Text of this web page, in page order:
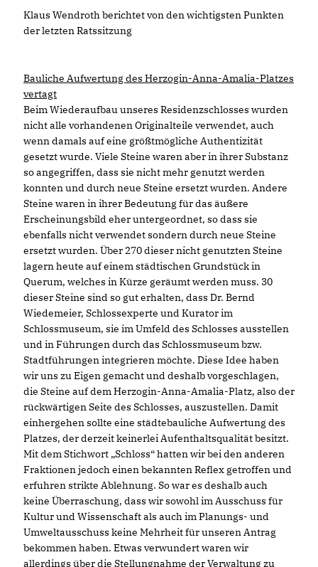
Klaus Wendroth berichtet von den wichtigsten Punkten
der letzten Ratssitzung
Bauliche Aufwertung des Herzogin-Anna-Amalia-Platzes
vertagt
Beim Wiederaufbau unseres Residenzschlosses wurden
nicht alle vorhandenen Originalteile verwendet, auch
wenn damals auf eine größtmögliche Authentizität
gesetzt wurde. Viele Steine waren aber in ihrer Substanz
so angegriffen, dass sie nicht mehr genutzt werden
konnten und durch neue Steine ersetzt wurden. Andere
Steine waren in ihrer Bedeutung für das äußere
Erscheinungsbild eher untergeordnet, so dass sie
ebenfalls nicht verwendet sondern durch neue Steine
ersetzt wurden. Über 270 dieser nicht genutzten Steine
lagern heute auf einem städtischen Grundstück in
Querum, welches in Kürze geräumt werden muss. 30
dieser Steine sind so gut erhalten, dass Dr. Bernd
Wiedemeier, Schlossexperte und Kurator im
Schlossmuseum, sie im Umfeld des Schlosses ausstellen
und in Führungen durch das Schlossmuseum bzw.
Stadtführungen integrieren möchte. Diese Idee haben
wir uns zu Eigen gemacht und deshalb vorgeschlagen,
die Steine auf dem Herzogin-Anna-Amalia-Platz, also der
rückwärtigen Seite des Schlosses, auszustellen. Damit
einhergehen sollte eine städtebauliche Aufwertung des
Platzes, der derzeit keinerlei Aufenthaltsqualität besitzt.
Mit dem Stichwort „Schloss“ hatten wir bei den anderen
Fraktionen jedoch einen bekannten Reflex getroffen und
erfuhren strikte Ablehnung. So war es deshalb auch
keine Überraschung, dass wir sowohl im Ausschuss für
Kultur und Wissenschaft als auch im Planungs- und
Umweltausschuss keine Mehrheit für unseren Antrag
bekommen haben. Etwas verwundert waren wir
allerdings über die Stellungnahme der Verwaltung zu